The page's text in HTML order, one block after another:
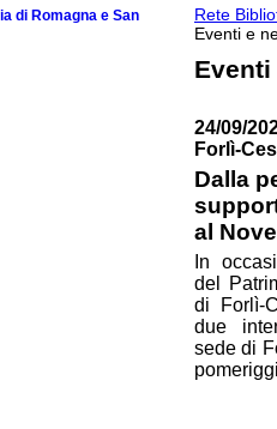
Rete
Eventi e
Eventi
24/09/
Forlì-
Dalla
al
In
del
di Forlì-
due
sede di
di Romagna e San